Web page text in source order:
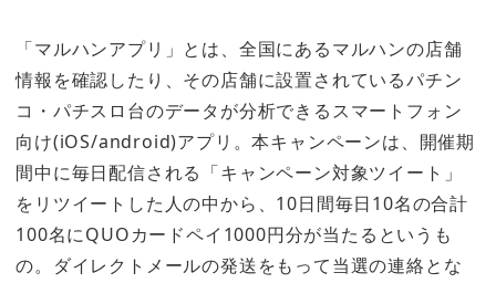
「マルハンアプリ」とは、全国にあるマルハンの店舗
情報を確認したり、その店舗に設置されているパチン
コ・パチスロ台のデータが分析できるスマートフォン
向け(iOS/android)アプリ。本キャンペーンは、開催期
間中に毎日配信される「キャンペーン対象ツイート」
をリツイートした人の中から、10日間毎日10名の合計
100名にQUOカードペイ1000円分が当たるというも
の。ダイレクトメールの発送をもって当選の連絡とな